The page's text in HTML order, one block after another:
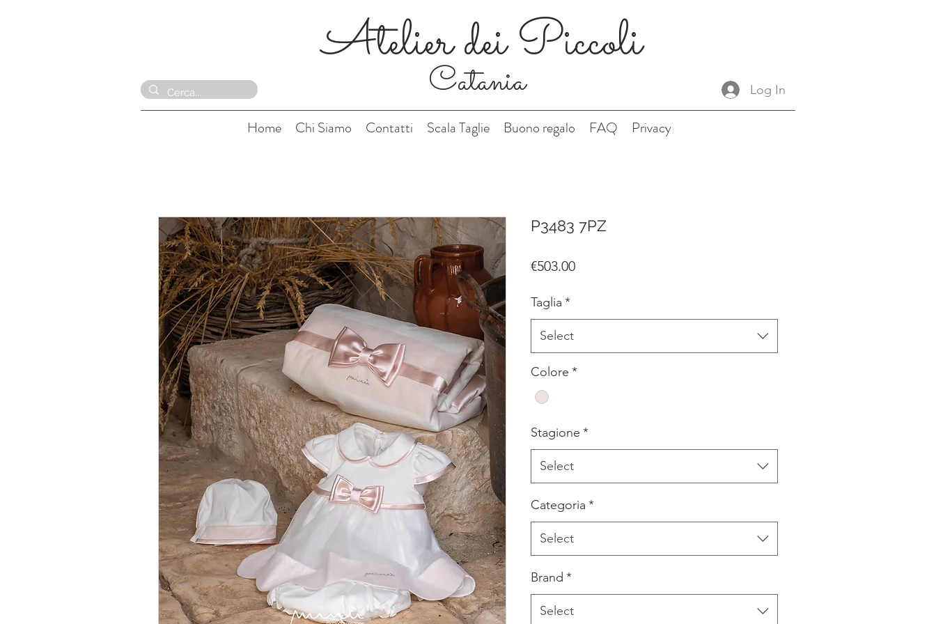
Atelier dei Piccoli
Catania Log In
Home Chi Siamo Contatti Scala Taglie Buono regalo FAQ Privacy
P3483 7PZ
€503.00Price
Taglia *
Select
Colore *
Stagione *
Select
Categoria *
Select
Brand *
Select